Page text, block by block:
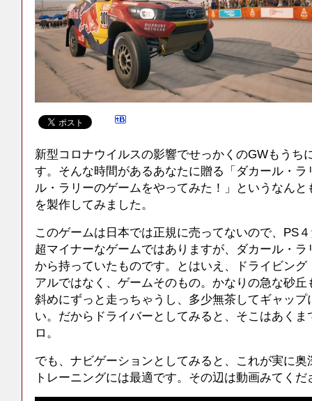
新型コロナウイルスの影響でせっかくのGWもうち
す。そんな時間があるあなたに贈る「ダカール・
ル・ラリーのゲームをやってみた！」というなんと
を製作してみました。
このゲームは日本では正規に売ってないので、PS
超マイナーなゲームではありますが、ダカール・
から持っていたものです。とはいえ、ドライビン
アルではなく、ゲームそのもの。かなりの急な砂
斜めにずっと走っちゃうし、多少無茶してギャッ
い。だからドライバーとしてみると、そこはあく
ロ。
でも、ナビゲーションとしてみると、これが実に
トレーニングには最適です。その辺は動画みてくだ